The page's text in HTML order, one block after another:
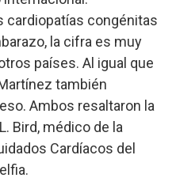
cardiopatías congénitas
la cifra es muy
países. Al igual que
también
Ambos resaltaron la
Bird, médico de la
Cardíacos del